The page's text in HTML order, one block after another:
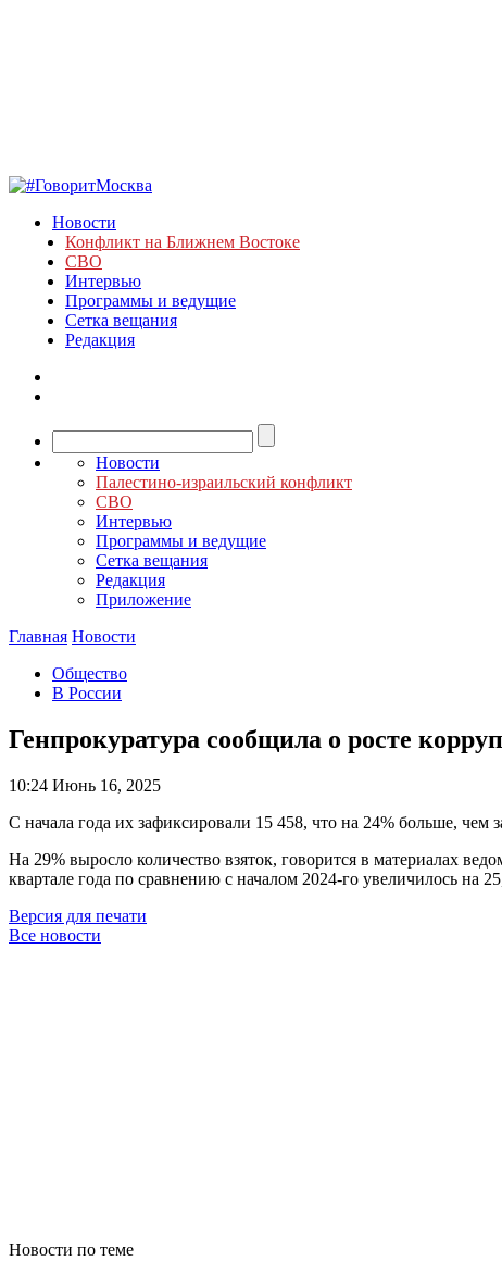
Новости
Конфликт на Ближнем Востоке
СВО
Интервью
Программы и ведущие
Сетка вещания
Редакция
Новости
Палестино-израильский конфликт
СВО
Интервью
Программы и ведущие
Сетка вещания
Редакция
Приложение
Главная Новости
Общество
В России
Генпрокуратура сообщила о росте
10:24 Июнь 16, 2025
С начала года их зафиксировали 15 458, что на 24% больше, чем
На 29% выросло количество взяток, говорится в материалах
квартале года по сравнению с началом 2024-го увеличилось на
Версия для печати
Все новости
Новости по теме